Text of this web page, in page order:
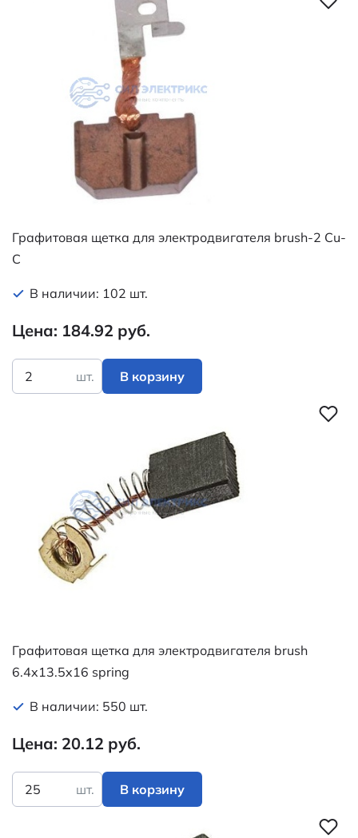
Графитовая щетка для электродвигателя brush-2 Cu-
C
В наличии: 102 шт.
Цена: 184.92 руб.
шт. В корзину
Графитовая щетка для электродвигателя brush
6.4x13.5x16 spring
В наличии: 550 шт.
Цена: 20.12 руб.
шт. В корзину